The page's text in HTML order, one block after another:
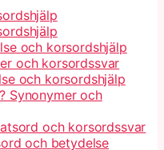
och korsordshjälp
och korsordssvar
och korsordshjälp
Synonymer och
och korsordssvar
och betydelse